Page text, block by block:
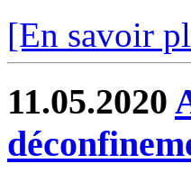
[En savoir
11.05.2020